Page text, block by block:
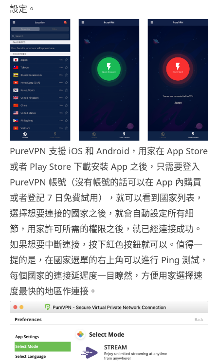
設定。
PureVPN 支援 iOS 和 Android，用家在 App Store
或者 Play Store 下載安裝 App 之後，只需要登入
PureVPN 帳號（沒有帳號的話可以在 App 內購買
或者登記 7 日免費試用），就可以看到國家列表，
選擇想要連接的國家之後，就會自動設定所有細
節，用家許可所需的權限之後，就已經連接成功。
如果想要中斷連接，按下紅色按鈕就可以。值得一
提的是，在國家選單的右上角可以進行 Ping 測試，
每個國家的連接延遲度一目瞭然，方便用家選擇速
度最快的地區作連接。